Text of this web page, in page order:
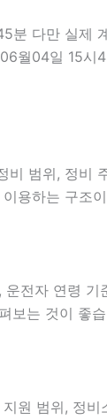
다만 실제
월04일 15시
범위, 정비
용하는 구조
전자 연령
는 것이 좋
원 범위, 정